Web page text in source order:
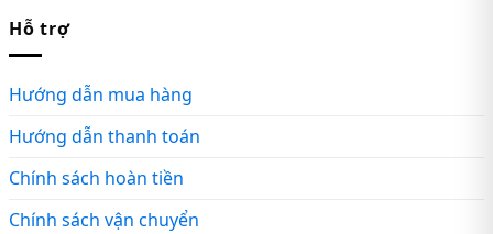
Hỗ trợ
Hướng dẫn mua hàng
Hướng dẫn thanh toán
Chính sách hoàn tiền
Chính sách vận chuyển